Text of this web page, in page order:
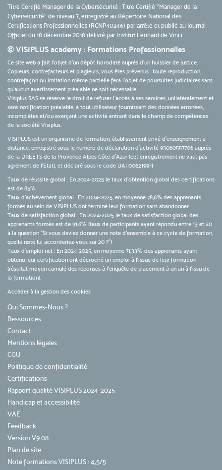
Titre Certifié Manager de la Cybersécurité : Titre Certifié "Manager de la
Cybersécurité" de niveau 7, enregistré au Répertoire National des
Certifications Professionnelles (RCNP40246) par arrêté et publié au Journal
Officiel du 18 décembre 2018 délivré par Institut Leonard de Vinci.
© VISIPLUS academy : Formations Professionnelles
Ce site web a fait l'objet d'un dépôt horodaté auprès d'un huissier de justice.
Copieurs, contrefacteurs et plagieurs, vous êtes prévenus : toute reproduction,
contrefaçon ou imitation même partielle fera l'objet de poursuites judiciaires sans
qu’aucun avertissement préalable ne soit nécessaire...
Visiplus SAS se réserve le droit de refuser l'accès à ses services, unilatéralement et
sans notification préalable, à tout utilisateur fournissant des données erronées,
incomplètes et/ou exerçant une activité entrant dans le champ de compétences
de la société Visiplus.
VISIPLUS est un organisme de formation, établissement privé d’enseignement à
distance, enregistré sous le numéro de déclaration d’activité 93060557706 auprès
de la DREETS de la Provence Alpes Côte d’Azur (cet enregistrement ne vaut pas
agrément de l’Etat), et déclaré sous le code UAI 0062199H
Taux de réussite global : En 2024-2025 le taux d'obtention global des certifications
est de 85%.
Taux d’achèvement global : En 2024-2025, en moyenne 78,6% des apprenants
formés au sein de VISIPLUS ont terminé leur formation sans abandonner.
Taux de satisfaction global : En 2024-2025 le taux de satisfaction global des
apprenants formés est de 91,6% (taux de participants ayant répondu entre 13 et 20
à la question "Si vous deviez donner une note d’ensemble à ce cycle de formation,
quelle note lui accorderiez-vous sur 20 ?")
Taux d’emploi net : En 2024-2025, en moyenne 71,33% des apprenants ayant
obtenu leur certification ont décroché un emploi à l'issue de leur formation
(résultat moyen cumulé des réponses à l'enquête de placement à un an à l'issu de
la formation).
Accéder à la gestion des cookies
Qui Sommes-Nous ?
Ressources
Contact
Mentions légales
CGU
Politique de confidentialité
Certifications
Rapport qualité VISIPLUS 2024-2025
Handicap et accessibilité
VAE
Feedback
Version V9.08
Plan de site
Note formations VISIPLUS : 4,5/5